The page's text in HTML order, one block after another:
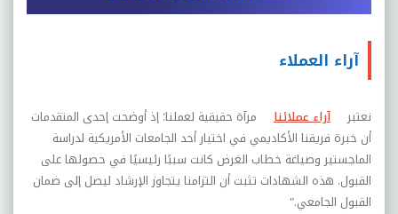
آراء العملاء
نعتبر آراء عملائنا
مرآة حقيقية لعملنا؛ إذ أوضحت إحدى المتقدمات
أن خبرة فريقنا الأكاديمي في اختيار أحد الجامعات الأمريكية لدراسة
الماجستير وصياغة خطاب الغرض كانت سببًا رئيسيًا في حصولها على
القبول. هذه الشهادات تثبت أن التزامنا يتجاوز الإرشاد ليصل إلى ضمان
القبول الجامعي."